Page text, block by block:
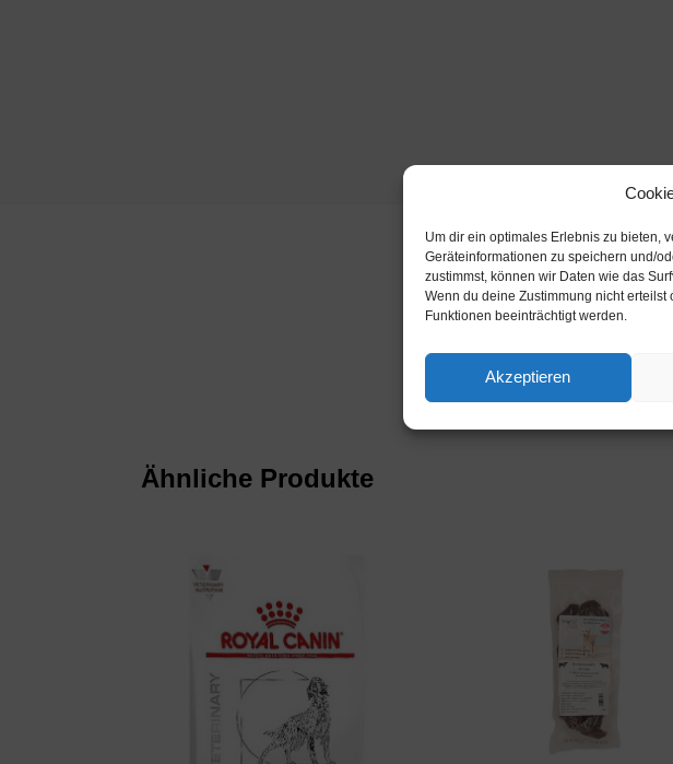
Um dir ein optimales Erlebnis zu bieten,
Geräteinformationen zu speichern und/
zustimmst, können wir Daten wie das
Wenn du deine Zustimmung nicht
Funktionen beeinträchtigt werden.
Akzeptieren
Futternapf Produkte
Ähnliche Produkte